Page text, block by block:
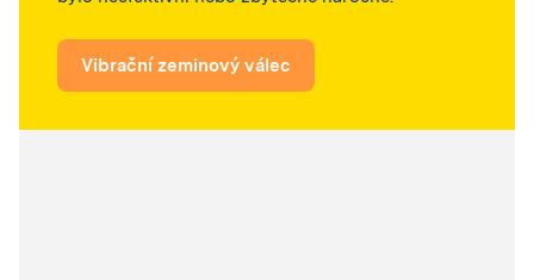
Vibrační zeminový válec